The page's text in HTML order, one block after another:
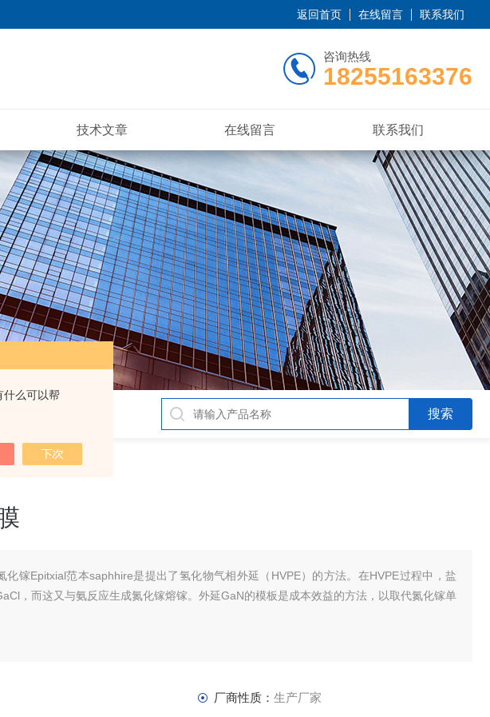
什么可以帮
返回首页 在线留言 联系我们
咨询热线
18255163376
技术文章 在线留言 联系我们
化镓Epitxial范本saphhire是提出了氢化物气相外延（HVPE）的方法。在HVPE过程中，盐
，而这又与氨反应生成氮化镓熔镓。外延GaN的模板是成本效益的方法，以取代氮化镓单
厂商性质： 生产厂家